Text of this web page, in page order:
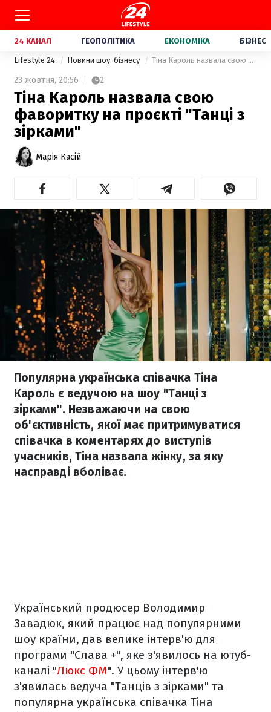
24 КАНАЛ ГЕОПОЛІТИКА ЕКОНОМІКА БІЗНЕС
Lifestyle 24 Новини шоу-бізнесу Тіна Кароль назвала свою фаворитку на проєкті "Танці з зірками"
23 жовтня, 20:56 2
Тіна Кароль назвала свою
фаворитку на проєкті "Танці з
зірками"
Марія Касій
Популярна українська співачка Тіна
Кароль є ведучою на шоу "Танці з
зірками". Незважаючи на свою
об'єктивність, якої має притримуватися
співачка в коментарях до виступів
учасників, Тіна назвала жінку, за яку
насправді вболіває.
Український продюсер Володимир
Завадюк, який працює над популярними
шоу країни, дав велике інтерв'ю для
програми "Слава +", яке з'явилось на ютуб-
каналі "Люкс ФМ". У цьому інтерв'ю
з'явилась ведуча "Танців з зірками" та
популярна українська співачка Тіна